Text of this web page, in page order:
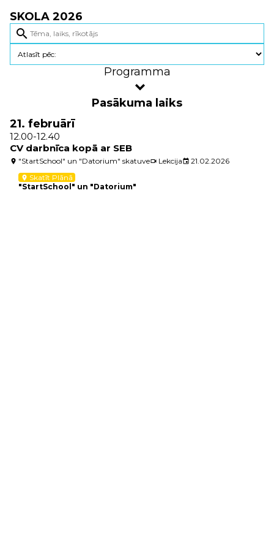
SKOLA 2026
search
Programma
Pasākuma laiks
21. februārī
12.00-12.40
CV darbnīca kopā ar SEB
location_on "StartSchool" un "Datorium" skatuvevideocam Lekcijaevent 21.02.2026
location_on Skatīt Plānā
"StartSchool" un "Datorium"